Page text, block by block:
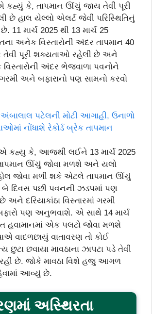
કહ્યું કે, તાપમાન ઊંચું જાય તેવી પૂરી
છે હાલ યેલ્લો એલર્ટ જેવી પરિસ્થિતિનું
11 માર્ચ 2025 થી 13 માર્ચ 25
અનેક વિસ્તારોની અંદર તાપમાન 40
તેવી પૂરી શક્યતાઓ રહેલી છે અને
અંદર ભેજવાળા પવનોને
અને બફારાનો પણ સામનો કરવો
અંબાલાલ પટેલની મોટી આગાહી, ઉનાળો
નોંધાશે રેકોર્ડ બ્રેક તાપમાન
એ કહ્યુ કે, આજથી લઈને 13 માર્ચ 2025
ઊંચું જોવા મળશે અને યલો
જોવા મળી શકે એટલે તાપમાન ઊંચું
દિવસ પછી પવનની ઝડપમાં પણ
અને દરિયાકાંઠા વિસ્તારમાં ગરમી
પણ અનુભવાશે. એ સાથે 14 માર્ચ
હવામાનમાં એક પલટો જોવા મળશે
વાદળછાયું વાતાવરણ તો કોઈ
છુટા છવાયા માવઠાના ઝાપટા પડે તેવી
છે. જોકે માવઠા વિશે હજુ આગળ
આવ્યું છે.
અસ્થિરતા